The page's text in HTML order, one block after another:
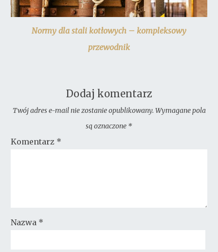
Normy dla stali kotłowych – kompleksowy
przewodnik
Dodaj komentarz
Twój adres e-mail nie zostanie opublikowany. Wymagane pola
są oznaczone *
Komentarz *
Nazwa *